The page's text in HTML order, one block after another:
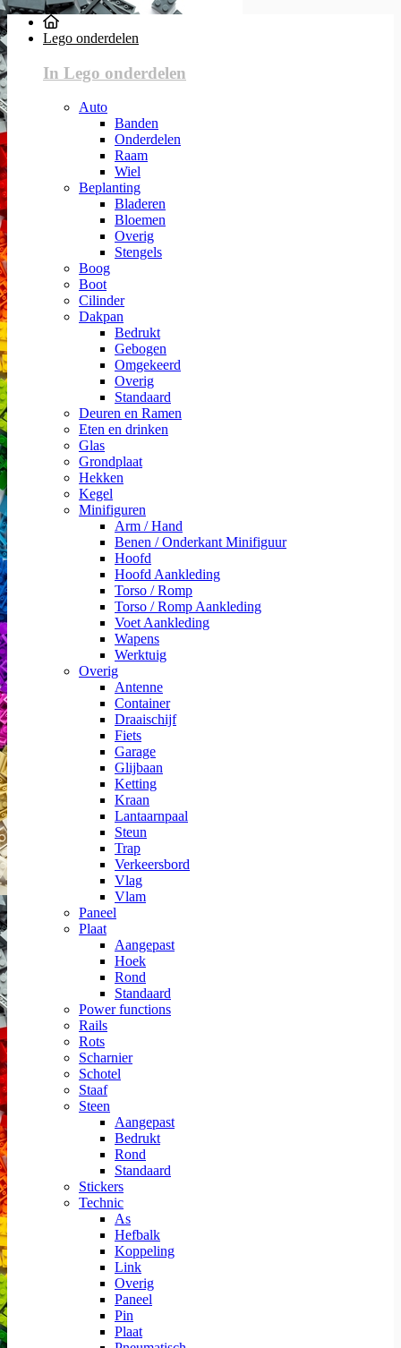
Lego onderdelen
In Lego onderdelen
Auto
Banden
Onderdelen
Raam
Wiel
Beplanting
Bladeren
Bloemen
Overig
Stengels
Boog
Boot
Cilinder
Dakpan
Bedrukt
Gebogen
Omgekeerd
Overig
Standaard
Deuren en Ramen
Eten en drinken
Glas
Grondplaat
Hekken
Kegel
Minifiguren
Arm / Hand
Benen / Onderkant Minifiguur
Hoofd
Hoofd Aankleding
Torso / Romp
Torso / Romp Aankleding
Voet Aankleding
Wapens
Werktuig
Overig
Antenne
Container
Draaischijf
Fiets
Garage
Glijbaan
Ketting
Kraan
Lantaarnpaal
Steun
Trap
Verkeersbord
Vlag
Vlam
Paneel
Plaat
Aangepast
Hoek
Rond
Standaard
Power functions
Rails
Rots
Scharnier
Schotel
Staaf
Steen
Aangepast
Bedrukt
Rond
Standaard
Stickers
Technic
As
Hefbalk
Koppeling
Link
Overig
Paneel
Pin
Plaat